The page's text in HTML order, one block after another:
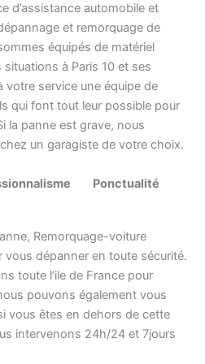
d’assistance automobile et
et remorquage de
équipés de matériel
à Paris 10 et ses
service une équipe de
qui font tout leur possible pour
la panne est grave, nous
un garagiste de votre choix.
Ponctualité
Remorquage-voiture
dépanner en toute sécurité.
toute l’ile de France pour
pouvons également vous
vous êtes en dehors de cette
intervenons 24h/24 et 7jours